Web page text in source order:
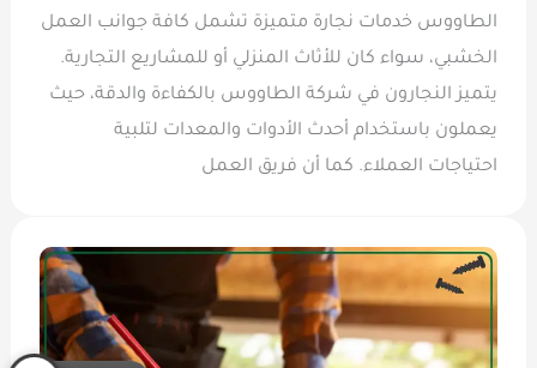
الطاووس خدمات نجارة متميزة تشمل كافة جوانب العمل
الخشبي، سواء كان للأثاث المنزلي أو للمشاريع التجارية.
يتميز النجارون في شركة الطاووس بالكفاءة والدقة، حيث
يعملون باستخدام أحدث الأدوات والمعدات لتلبية
احتياجات العملاء. كما أن فريق العمل